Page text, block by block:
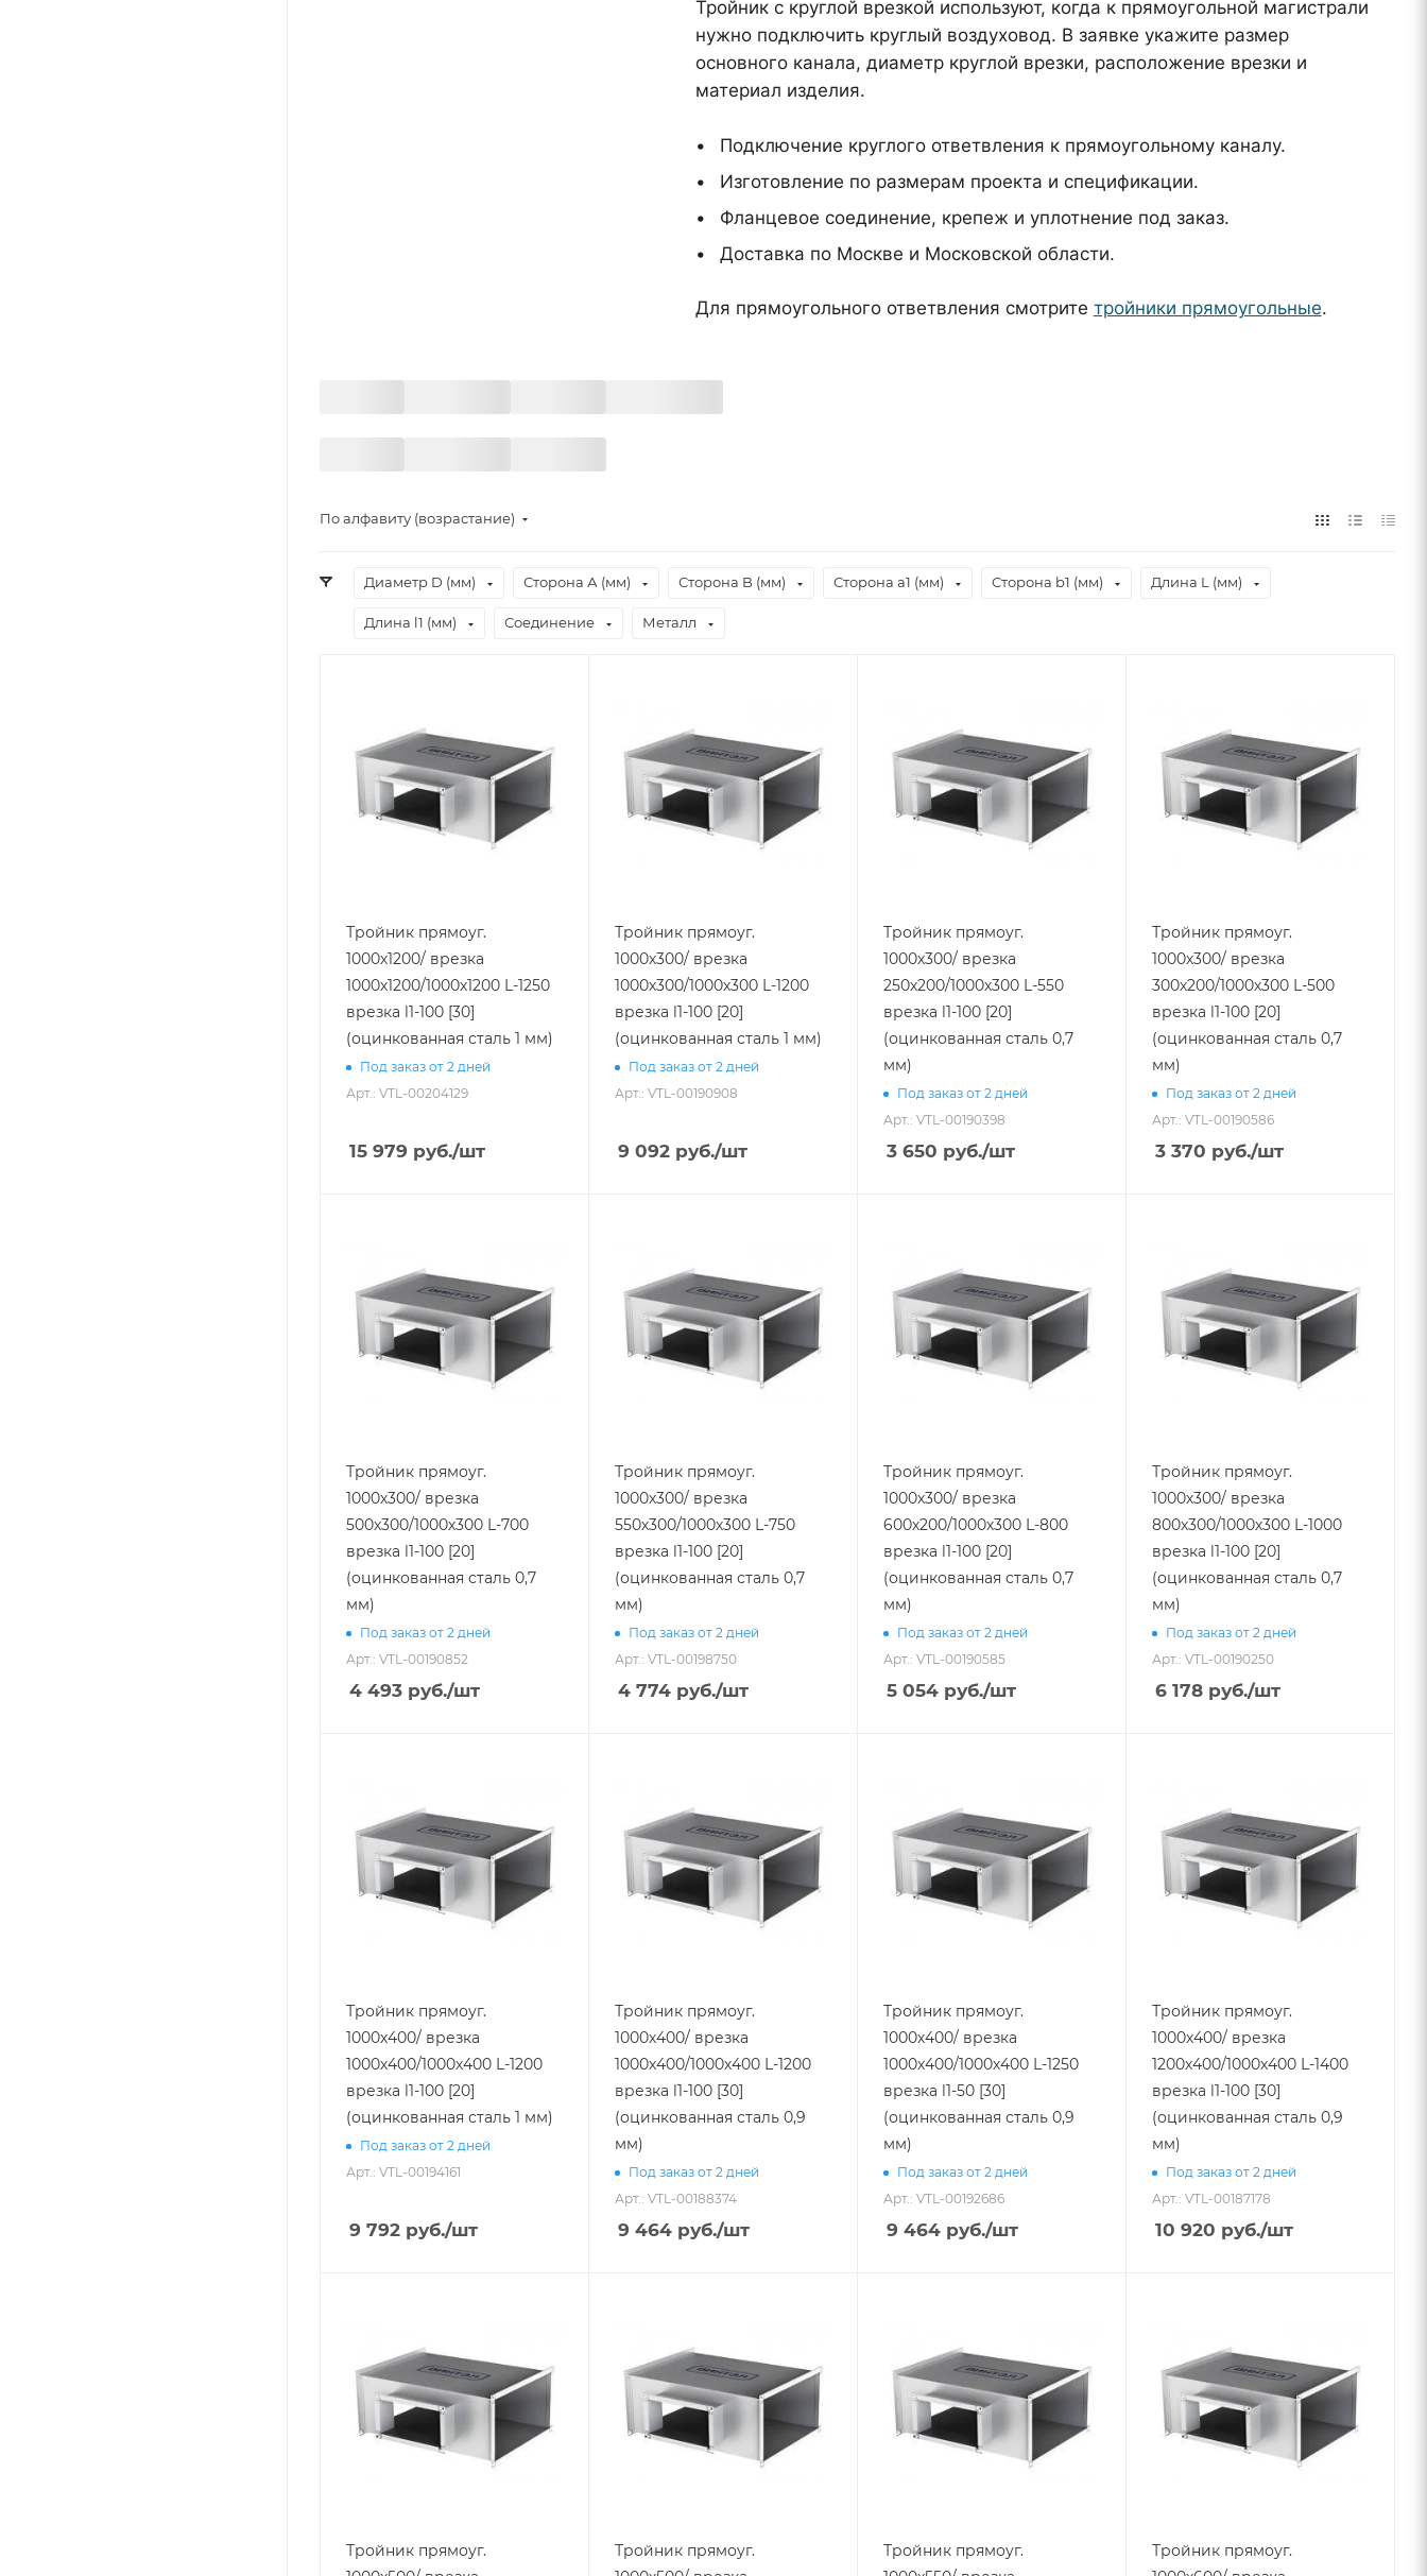
Тройник с круглой врезкой используют, когда к прямоугольной магистрали
нужно подключить круглый воздуховод. В заявке укажите размер
основного канала, диаметр круглой врезки, расположение врезки и
материал изделия.
Подключение круглого ответвления к прямоугольному каналу.
Изготовление по размерам проекта и спецификации.
Фланцевое соединение, крепеж и уплотнение под заказ.
Доставка по Москве и Московской области.
Для прямоугольного ответвления смотрите тройники прямоугольные.
По алфавиту (возрастание)
Диаметр D (мм) Сторона А (мм) Сторона B (мм) Сторона a1 (мм) Сторона b1 (мм) Длина L (мм)
Длина l1 (мм) Соединение Металл
Тройник прямоуг.
1000х1200/ врезка
1000х1200/1000х1200 L-1250
врезка l1-100 [30]
(оцинкованная сталь 1 мм)
Под заказ от 2 дней
Арт.: VTL-00204129
15 979 руб./шт
Тройник прямоуг.
1000х300/ врезка
1000х300/1000х300 L-1200
врезка l1-100 [20]
(оцинкованная сталь 1 мм)
Под заказ от 2 дней
Арт.: VTL-00190908
9 092 руб./шт
Тройник прямоуг.
1000х300/ врезка
250х200/1000х300 L-550
врезка l1-100 [20]
(оцинкованная сталь 0,7
мм)
Под заказ от 2 дней
Арт.: VTL-00190398
3 650 руб./шт
Тройник прямоуг.
1000х300/ врезка
300х200/1000х300 L-500
врезка l1-100 [20]
(оцинкованная сталь 0,7
мм)
Под заказ от 2 дней
Арт.: VTL-00190586
3 370 руб./шт
Тройник прямоуг.
1000х300/ врезка
500х300/1000х300 L-700
врезка l1-100 [20]
(оцинкованная сталь 0,7
мм)
Под заказ от 2 дней
Арт.: VTL-00190852
4 493 руб./шт
Тройник прямоуг.
1000х300/ врезка
550х300/1000х300 L-750
врезка l1-100 [20]
(оцинкованная сталь 0,7
мм)
Под заказ от 2 дней
Арт.: VTL-00198750
4 774 руб./шт
Тройник прямоуг.
1000х300/ врезка
600х200/1000х300 L-800
врезка l1-100 [20]
(оцинкованная сталь 0,7
мм)
Под заказ от 2 дней
Арт.: VTL-00190585
5 054 руб./шт
Тройник прямоуг.
1000х300/ врезка
800х300/1000х300 L-1000
врезка l1-100 [20]
(оцинкованная сталь 0,7
мм)
Под заказ от 2 дней
Арт.: VTL-00190250
6 178 руб./шт
Тройник прямоуг.
1000х400/ врезка
1000х400/1000х400 L-1200
врезка l1-100 [20]
(оцинкованная сталь 1 мм)
Под заказ от 2 дней
Арт.: VTL-00194161
9 792 руб./шт
Тройник прямоуг.
1000х400/ врезка
1000х400/1000х400 L-1200
врезка l1-100 [30]
(оцинкованная сталь 0,9
мм)
Под заказ от 2 дней
Арт.: VTL-00188374
9 464 руб./шт
Тройник прямоуг.
1000х400/ врезка
1000х400/1000х400 L-1250
врезка l1-50 [30]
(оцинкованная сталь 0,9
мм)
Под заказ от 2 дней
Арт.: VTL-00192686
9 464 руб./шт
Тройник прямоуг.
1000х400/ врезка
1200х400/1000х400 L-1400
врезка l1-100 [30]
(оцинкованная сталь 0,9
мм)
Под заказ от 2 дней
Арт.: VTL-00187178
10 920 руб./шт
Тройник прямоуг.
Тройник прямоуг.
Тройник прямоуг.
Тройник прямоуг.